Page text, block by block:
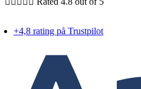
+4,8 rating på Trustpilot